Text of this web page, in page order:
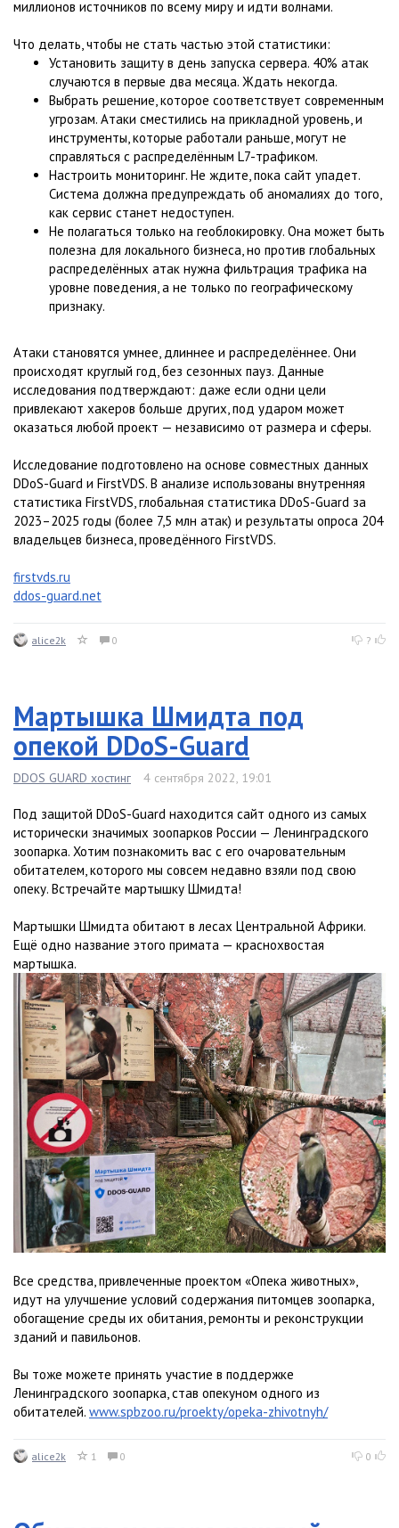
миллионов источников по всему миру и идти волнами.
Что делать, чтобы не стать частью этой статистики:
Установить защиту в день запуска сервера. 40% атак
случаются в первые два месяца. Ждать некогда.
Выбрать решение, которое соответствует современным
угрозам. Атаки сместились на прикладной уровень, и
инструменты, которые работали раньше, могут не
справляться с распределённым L7-трафиком.
Настроить мониторинг. Не ждите, пока сайт упадет.
Система должна предупреждать об аномалиях до того,
как сервис станет недоступен.
Не полагаться только на геоблокировку. Она может быть
полезна для локального бизнеса, но против глобальных
распределённых атак нужна фильтрация трафика на
уровне поведения, а не только по географическому
признаку.
Атаки становятся умнее, длиннее и распределённее. Они
происходят круглый год, без сезонных пауз. Данные
исследования подтверждают: даже если одни цели
привлекают хакеров больше других, под ударом может
оказаться любой проект — независимо от размера и сферы.
Исследование подготовлено на основе совместных данных
DDoS-Guard и FirstVDS. В анализе использованы внутренняя
статистика FirstVDS, глобальная статистика DDoS-Guard за
2023–2025 годы (более 7,5 млн атак) и результаты опроса 204
владельцев бизнеса, проведённого FirstVDS.
firstvds.ru
ddos-guard.net
alice2k 0 ?
Мартышка Шмидта под
опекой DDoS-Guard
DDOS GUARD хостинг 4 сентября 2022, 19:01
Под защитой DDoS-Guard находится сайт одного из самых
исторически значимых зоопарков России — Ленинградского
зоопарка. Хотим познакомить вас с его очаровательным
обитателем, которого мы совсем недавно взяли под свою
опеку. Встречайте мартышку Шмидта!
Мартышки Шмидта обитают в лесах Центральной Африки.
Ещё одно название этого примата — краснохвостая
мартышка.
Все средства, привлеченные проектом «Опека животных»,
идут на улучшение условий содержания питомцев зоопарка,
обогащение среды их обитания, ремонты и реконструкции
зданий и павильонов.
Вы тоже можете принять участие в поддержке
Ленинградского зоопарка, став опекуном одного из
обитателей. www.spbzoo.ru/proekty/opeka-zhivotnyh/
alice2k 1 0 0